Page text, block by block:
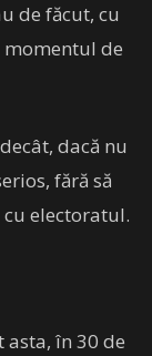
de făcut, cu
de
dacă nu
fără să
electoratul.
asta, în 30 de